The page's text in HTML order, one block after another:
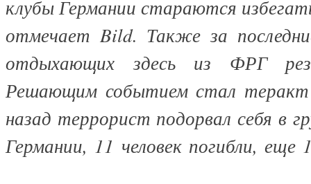
клубы Германии стараются
отмечает Bild. Также за
отдыхающих здесь из ФРГ
Решающим событием стал
назад террорист подорвал себя в
Германии, 11 человек погибли,